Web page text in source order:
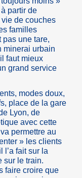
partir de
de couches
familles
une tare,
minerai urbain
faut mieux
grand service
modes doux,
place de la gare
Lyon, de
avec cette
permettre au
» les clients
l’a fait sur la
sur le train.
faire croire que